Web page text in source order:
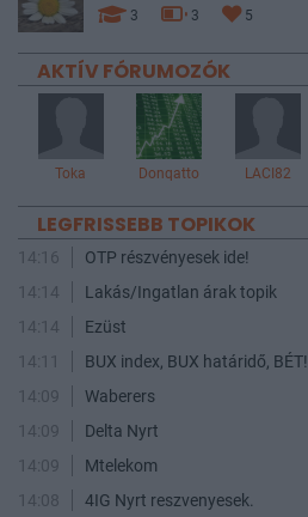
3 3 5
AKTÍV FÓRUMOZÓK
Toka Donqatto LACI82
LEGFRISSEBB TOPIKOK
14:16
OTP részvényesek ide!
14:14
Lakás/Ingatlan árak topik
14:14
Ezüst
14:11
BUX index, BUX határidő, BÉT!
14:09
Waberers
14:09
Delta Nyrt
14:09
Mtelekom
14:08
4IG Nyrt reszvenyesek.